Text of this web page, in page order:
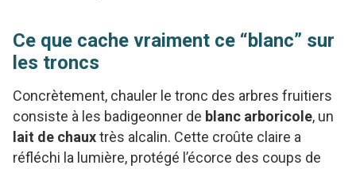
Ce que cache vraiment ce “blanc” sur
les troncs
Concrètement, chauler le tronc des arbres fruitiers
consiste à les badigeonner de blanc arboricole, un
lait de chauxtrès alcalin. Cette croûte claire a
réfléchi la lumière, protégé l’écorce des coups de